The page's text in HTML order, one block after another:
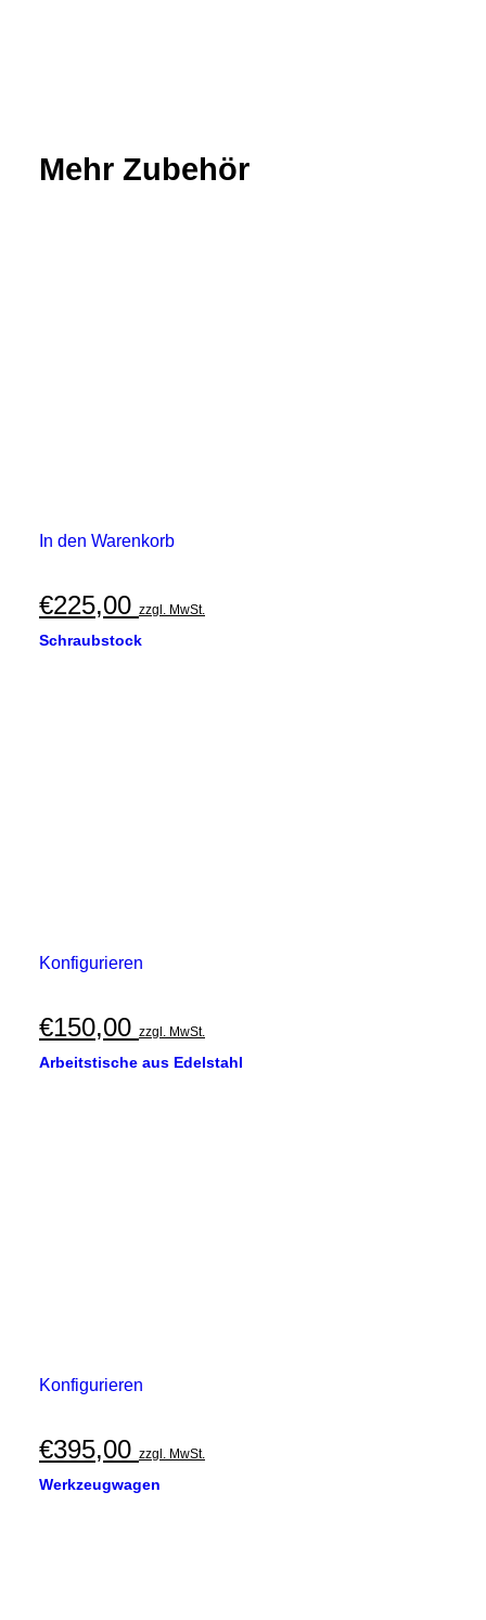
Mehr Zubehör
In den Warenkorb
€225,00 zzgl. MwSt.
Schraubstock
Konfigurieren
€150,00 zzgl. MwSt.
Arbeitstische aus Edelstahl
Konfigurieren
€395,00 zzgl. MwSt.
Werkzeugwagen